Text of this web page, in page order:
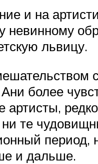
и на
невинному
львицу.
более
артисты,
те
и дальше.